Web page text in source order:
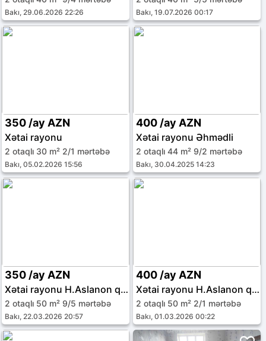
Bakı, 29.06.2026 22:26 Bakı, 19.07.2026 00:17
350 /ay AZN
Xətai rayonu
2 otaqlı 30 m² 2/1 mərtəbə
Bakı, 05.02.2026 15:56
400 /ay AZN
Xətai rayonu Əhmədli
2 otaqlı 44 m² 9/2 mərtəbə
Bakı, 30.04.2025 14:23
350 /ay AZN
Xətai rayonu H.Aslanon qəs.
2 otaqlı 50 m² 9/5 mərtəbə
Bakı, 22.03.2026 20:57
400 /ay AZN
Xətai rayonu H.Aslanon qəs.
2 otaqlı 50 m² 2/1 mərtəbə
Bakı, 01.03.2026 00:22